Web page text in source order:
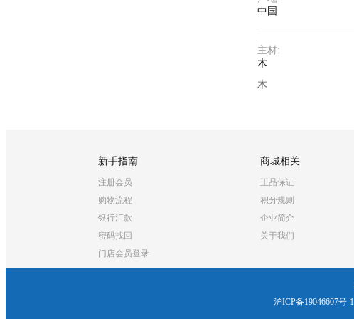
中国
主材:
木
木
新手指南
注册会员
购物流程
银行汇款
密码找回
门店会员登录
商城相关
正品保证
积分规则
企业简介
关于我们
沪ICP备19046607号-1